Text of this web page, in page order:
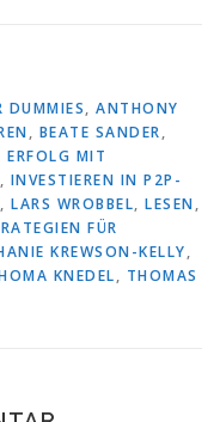
DUMMIES, ANTHONY
, BEATE SANDER,
ERFOLG MIT
, INVESTIEREN IN P2P-
, LARS WROBBEL, LESEN,
FÜR
KREWSON-KELLY,
KNEDEL, THOMAS